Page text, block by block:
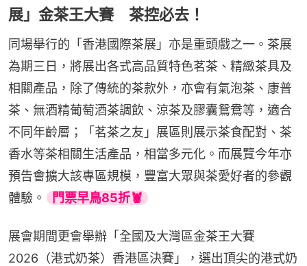
展」金茶王大賽 茶控必去！
同場舉行的「香港國際茶展」亦是重頭戲之一。茶展
為期三日，將展出各式高品質特色茗茶、精緻茶具及
相關產品，除了傳統的茶款外，亦會有氣泡茶、康普
茶、無酒精葡萄酒茶調飲、涼茶及膠囊鴛鴦等，適合
不同年齡層；「茗茶之友」展區則展示茶食配對、茶
香水等茶相關生活產品，相當多元化。而展覽今年亦
預告會擴大該專區規模，豐富大眾與茶愛好者的參觀
體驗。
門票早鳥85折🦞
展會期間更會舉辦「全國及大灣區金茶王大賽
2026（港式奶茶）香港區決賽」，選出頂尖的港式奶